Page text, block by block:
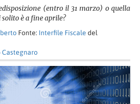
(entro il 31 marzo) o quella
è a fine aprile?
Fonte: Interfile Fiscale del
Castegnaro